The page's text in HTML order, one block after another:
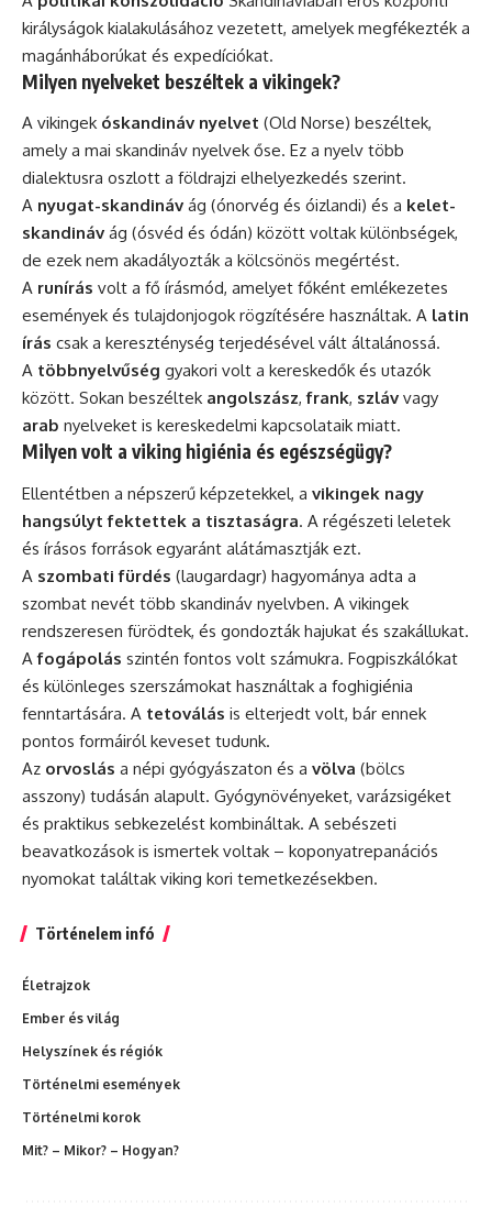
királyságok kialakulásához vezetett, amelyek megfékezték a
magánháborúkat és expedíciókat.
Milyen nyelveket beszéltek a vikingek?
A vikingek óskandináv nyelvet (Old Norse) beszéltek,
amely a mai skandináv nyelvek őse. Ez a nyelv több
dialektusra oszlott a földrajzi elhelyezkedés szerint.
A nyugat-skandináv ág (ónorvég és óizlandi) és a kelet-
skandináv ág (ósvéd és ódán) között voltak különbségek,
de ezek nem akadályozták a kölcsönös megértést.
A runírás volt a fő írásmód, amelyet főként emlékezetes
események és tulajdonjogok rögzítésére használtak. A latin
írás csak a kereszténység terjedésével vált általánossá.
A többnyelvűség gyakori volt a kereskedők és utazók
között. Sokan beszéltek angolszász,frank, szláv vagy
arab nyelveket is kereskedelmi kapcsolataik miatt.
Milyen volt a viking higiénia és egészségügy?
Ellentétben a népszerű képzetekkel, a vikingek nagy
hangsúlyt fektettek a tisztaságra. A régészeti leletek
és írásos források egyaránt alátámasztják ezt.
A szombati fürdés (laugardagr) hagyománya adta a
szombat nevét több skandináv nyelvben. A vikingek
rendszeresen fürödtek, és gondozták hajukat és szakállukat.
Afogápolás szintén fontos volt számukra. Fogpiszkálókat
és különleges szerszámokat használtak a foghigiénia
fenntartására. A tetoválás is elterjedt volt, bár ennek
pontos formáiról keveset tudunk.
Az orvoslás a népi gyógyászaton és a völva (bölcs
asszony) tudásán alapult. Gyógynövényeket, varázsigéket
és praktikus sebkezelést kombináltak. A sebészeti
beavatkozások is ismertek voltak – koponyatrepanációs
nyomokat találtak viking kori temetkezésekben.
Történelem infó
Életrajzok
Ember és világ
Helyszínek és régiók
Történelmi események
Történelmi korok
Mit? – Mikor? – Hogyan?